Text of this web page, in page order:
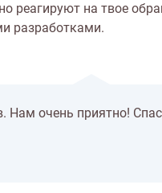
реагируют на твое
разработками.
очень приятно!